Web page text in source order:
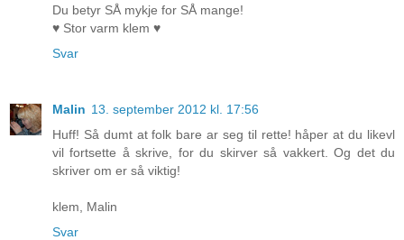
Du betyr SÅ mykje for SÅ mange!
♥ Stor varm klem ♥
Svar
Malin 13. september 2012 kl. 17:56
Huff! Så dumt at folk bare ar seg til rette! håper at du likevl
vil fortsette å skrive, for du skirver så vakkert. Og det du
skriver om er så viktig!
klem, Malin
Svar